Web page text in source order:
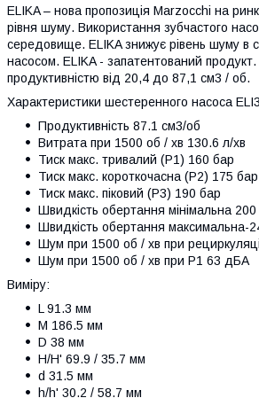
ELIKA – нова пропозиція Marzocchi на
рівня шуму. Використання зубчастого
середовище. ELIKA знижує рівень шуму в
насосом. ELIKA - запатентований
продуктивністю від 20,4 до 87,1 см3 / об.
Характеристики шестеренного насоса
Продуктивність 87.1 см3/об
Витрата при 1500 об / хв 130.6 л/хв
Тиск макс. тривалий (Р1) 160 бар
Тиск макс. короткочасна (Р2) 175 бар
Тиск макс. піковий (Р3) 190 бар
Швидкість обертання мінімальна 200
Швидкість обертання максимальна-
Шум при 1500 об / хв при
Шум при 1500 об / хв при P1 63 дБА
Виміру:
L 91.3 мм
M 186.5 мм
D 38 мм
H/H' 69.9 / 35.7 мм
d 31.5 мм
h/h' 30.2 / 58.7 мм